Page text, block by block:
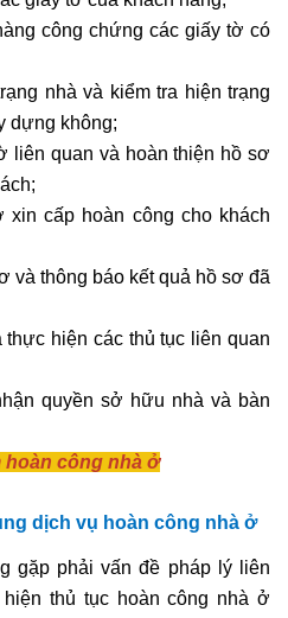
công chứng các giấy tờ có
nhà và kiểm tra hiện trạng
dựng không;
quan và hoàn thiện hồ sơ
cấp hoàn công cho khách
thông báo kết quả hồ sơ đã
hiện các thủ tục liên quan
quyền sở hữu nhà và bàn
hoàn công nhà ở
dịch vụ hoàn công nhà ở
gặp phải vấn đề pháp lý liên
thủ tục hoàn công nhà ở